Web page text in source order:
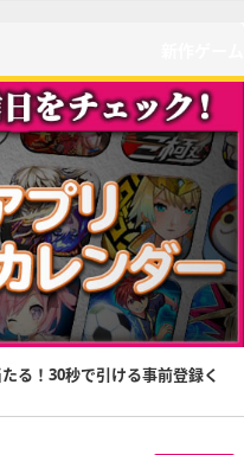
る！30秒で引ける事前登録く